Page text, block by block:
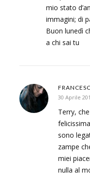
mio stato
immagini; di
Buon lunedì
a chi sai tu
30 Aprile
Terry,
sono
zampe
miei
nulla al